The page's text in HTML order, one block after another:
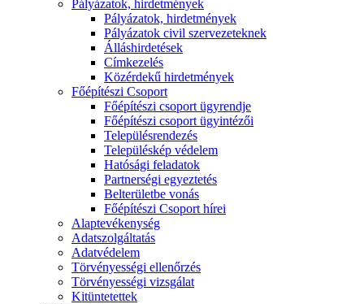
Pályázatok, hirdetmények
Pályázatok, hirdetmények
Pályázatok civil szervezeteknek
Álláshirdetések
Címkezelés
Közérdekű hirdetmények
Főépítészi Csoport
Főépítészi csoport ügyrendje
Főépítészi csoport ügyintézői
Településrendezés
Településkép védelem
Hatósági feladatok
Partnerségi egyeztetés
Belterületbe vonás
Főépítészi Csoport hírei
Alaptevékenység
Adatszolgáltatás
Adatvédelem
Törvényességi ellenőrzés
Törvényességi vizsgálat
Kitüntetettek